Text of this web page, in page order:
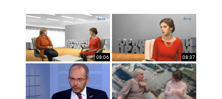
08:06 08:37